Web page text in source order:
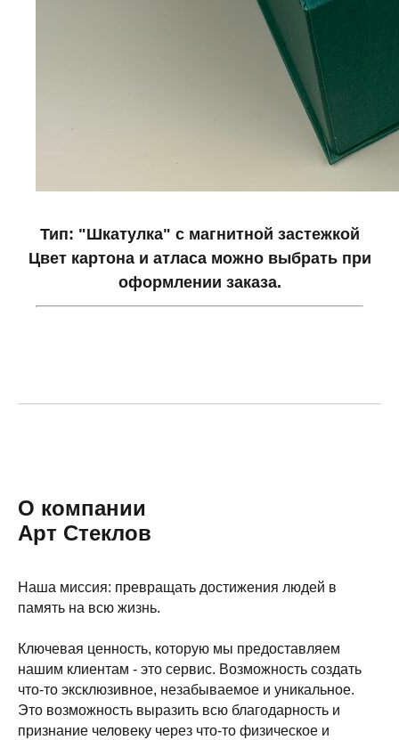
Тип: "Шкатулка" с магнитной застежкой
Цвет картона и атласа можно выбрать при
оформлении заказа.
О компании
Арт Стеклов
Наша миссия: превращать достижения людей в
память на всю жизнь.
Ключевая ценность, которую мы предоставляем
нашим клиентам - это сервис. Возможность создать
что-то эксклюзивное, незабываемое и уникальное.
Это возможность выразить всю благодарность и
признание человеку через что-то физическое и